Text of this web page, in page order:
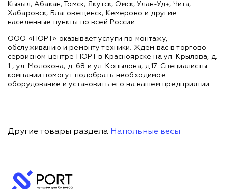
Кызыл, Абакан, Томск, Якутск, Омск, Улан-Удэ, Чита,
Хабаровск, Благовещенск, Кемерово и другие
населенные пункты по всей России.
ООО «ПОРТ» оказывает услуги по монтажу,
обслуживанию и ремонту техники. Ждем вас в торгово-
сервисном центре ПОРТ в Красноярске на ул. Крылова, д.
1 , ул. Молокова, д. 68 и ул. Копылова, д.17. Специалисты
компании помогут подобрать необходимое
оборудование и установить его на вашем предприятии.
Другие товары раздела Напольные весы